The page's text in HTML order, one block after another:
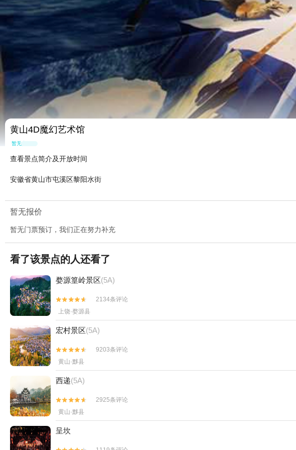
黄山4D魔幻艺术馆
暂无点评
查看景点简介及开放时间
安徽省黄山市屯溪区黎阳水街
暂无报价
暂无门票预订，我们正在努力补充
看了该景点的人还看了
婺源篁岭景区(5A)


2134条评论
上饶·婺源县
宏村景区(5A)


9203条评论
黄山·黟县
西递(5A)


2925条评论
黄山·黟县
呈坎